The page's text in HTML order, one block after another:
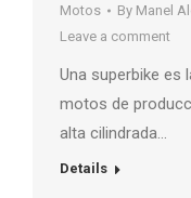
Motos By Manel
Leave a comment
Una superbike es
motos de
alta cilindrada…
Details